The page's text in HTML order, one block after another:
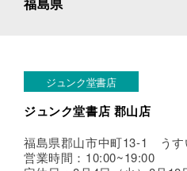
ジュンク堂書店
ジュンク堂書店 郡山店
福島県郡山市中町13-1 うす
営業時間：10:00~19:00